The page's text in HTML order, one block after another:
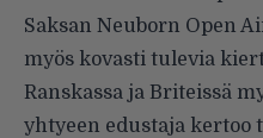
Saksan Neuborn Open
myös kovasti tulevia
Ranskassa ja Briteissä
yhtyeen edustaja kertoo